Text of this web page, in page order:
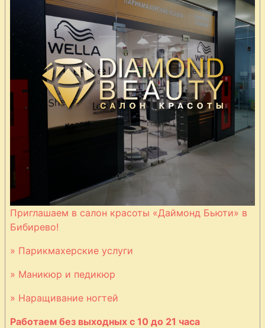
Приглашаем в салон красоты «Даймонд Бьюти» в
Бибирево!
» Парикмахерские услуги
» Маникюр и педикюр
» Наращивание ногтей
Работаем без выходных с 10 до 21 часа